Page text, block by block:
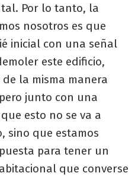
Por lo tanto, la
nosotros es que
inicial con una señal
este edificio,
la misma manera
junto con una
esto no se va a
sino que estamos
para tener un
que converse